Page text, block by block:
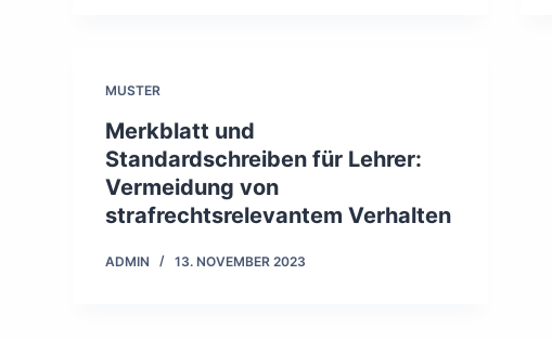
MUSTER
Merkblatt und
Standardschreiben für Lehrer:
Vermeidung von
strafrechtsrelevantem Verhalten
ADMIN 13. NOVEMBER 2023